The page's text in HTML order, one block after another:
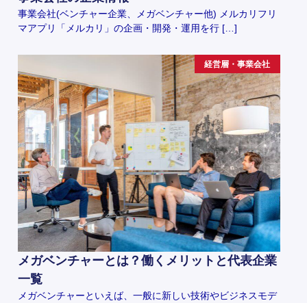
事業会社(ベンチャー企業、メガベンチャー他) メルカリフリ
マアプリ「メルカリ」の企画・開発・運用を行 […]
経営層・事業会社
メガベンチャーとは？働くメリットと代表企業
一覧
メガベンチャーといえば、一般に新しい技術やビジネスモデ